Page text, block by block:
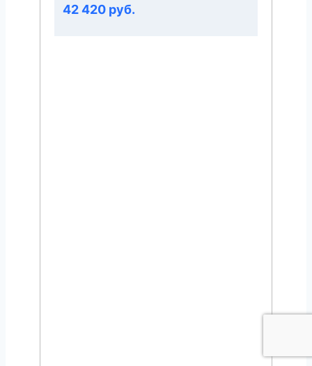
42 420 руб.